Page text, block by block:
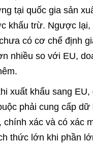
tại quốc gia sản
khấu trừ. Ngược lại,
có cơ chế định
nhiều so với EU,
xuất khẩu sang EU,
phải cung cấp dữ
chính xác và có xác
thức lớn khi phần